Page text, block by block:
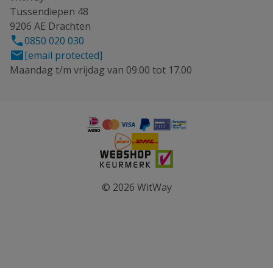
Tussendiepen 48
9206 AE Drachten
0850 020 030
[email protected]
Maandag t/m vrijdag van 09.00 tot 17.00
© 2026 WitWay